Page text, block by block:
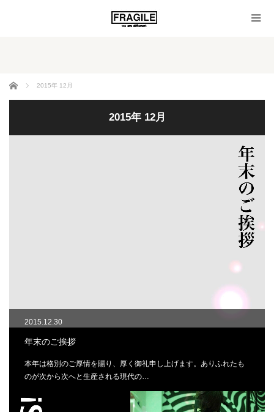
ホーム 2015年 12月
2015年 12月
2015.12.30
年末のご挨拶
本年は格別のご厚情を賜り、厚く御礼申し上げます。ありふれたも
のが次から次へと生産される現代の…